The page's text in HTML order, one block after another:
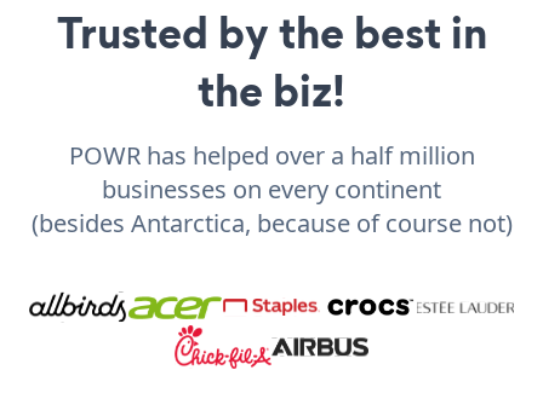
Trusted by the best in
the biz!
POWR has helped over a half million
businesses on every continent
(besides Antarctica, because of course not)